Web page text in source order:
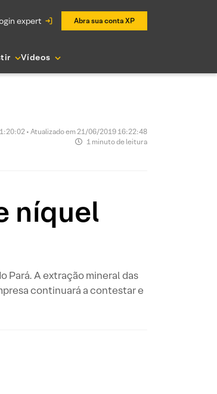
expert Abra sua conta XP
Vídeos
• Atualizado em 21/06/2019 16:22:48
1 minuto de leitura
níquel
Pará. A extração mineral das
continuará a contestar e